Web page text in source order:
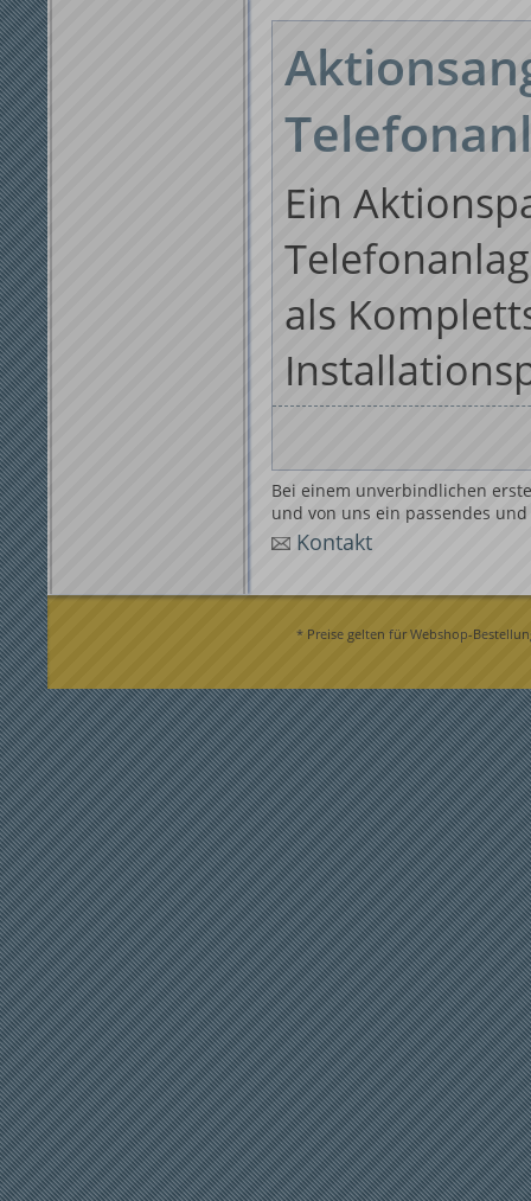
Ein
als
Bei einem unverbindlichen
und von uns ein passendes
Kontakt
* Preise gelten für Webshop-